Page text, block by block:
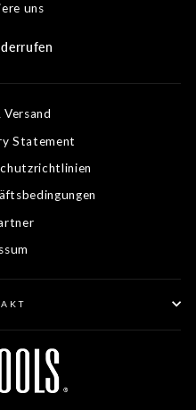
uns
Statement